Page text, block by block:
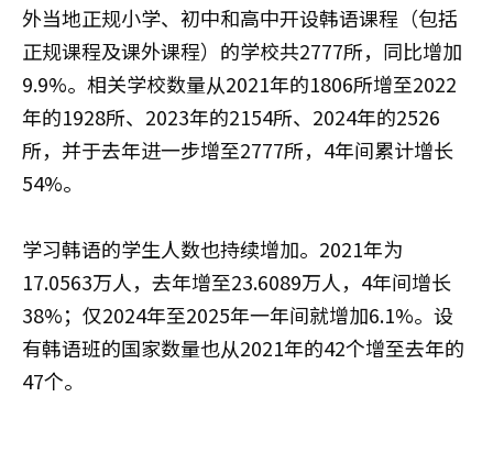
外当地正规小学、初中和高中开设韩语课程（包括
正规课程及课外课程）的学校共2777所，同比增加
9.9%。相关学校数量从2021年的1806所增至2022
年的1928所、2023年的2154所、2024年的2526
所，并于去年进一步增至2777所，4年间累计增长
54%。
学习韩语的学生人数也持续增加。2021年为
17.0563万人，去年增至23.6089万人，4年间增长
38%；仅2024年至2025年一年间就增加6.1%。设
有韩语班的国家数量也从2021年的42个增至去年的
47个。